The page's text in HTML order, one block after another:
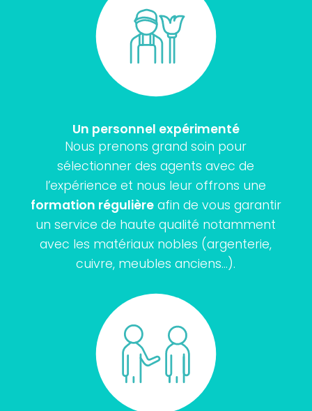
Un personnel expérimenté
Nous prenons grand soin pour
sélectionner des agents avec de
l’expérience et nous leur offrons une
formation régulièreafin de vous garantir
un service de haute qualité notamment
avec les matériaux nobles (argenterie,
cuivre, meubles anciens…).